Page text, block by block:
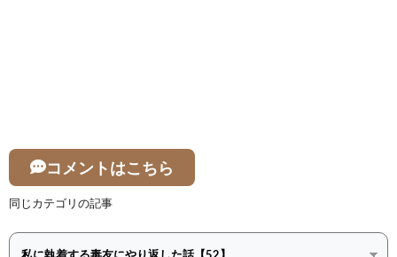
コメントはこちら
同じカテゴリの記事